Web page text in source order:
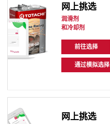
网上挑选
润滑剂
和冷却剂
前往选择
通过模拟选择
网上挑选